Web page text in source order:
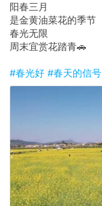
阳春三月
是金黄油菜花的季节
春光无限
周末宜赏花踏青🚗
#春光好 #春天的信号